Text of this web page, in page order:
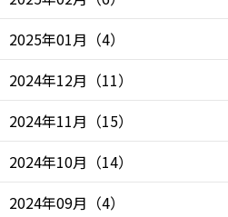
2025年01月 （4）
2024年12月 （11）
2024年11月 （15）
2024年10月 （14）
2024年09月 （4）